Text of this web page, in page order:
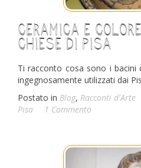
Ceramica e
chiese di Pisa
Ti racconto cosa sono i
ingegnosamente utilizzati dai
Postato in Blog, Racconti d'Arte
Pisa
1 Commento